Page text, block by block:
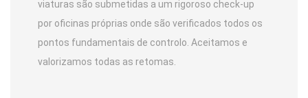
viaturas são submetidas a um rigoroso check-up
por oficinas próprias onde são verificados todos os
pontos fundamentais de controlo. Aceitamos e
valorizamos todas as retomas.